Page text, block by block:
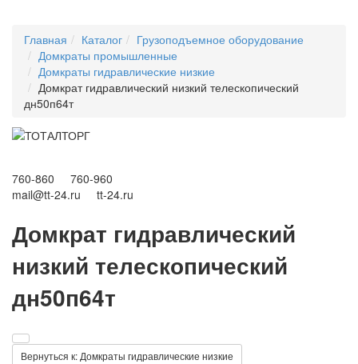
Главная Каталог
Грузоподъемное оборудование
Домкраты промышленные
Домкраты гидравлические низкие
Домкрат гидравлический низкий телескопический
дн50п64т
760-860 760-960
mail@tt-24.ru tt-24.ru
Домкрат гидравлический
низкий телескопический
дн50п64т
Вернуться к: Домкраты гидравлические низкие